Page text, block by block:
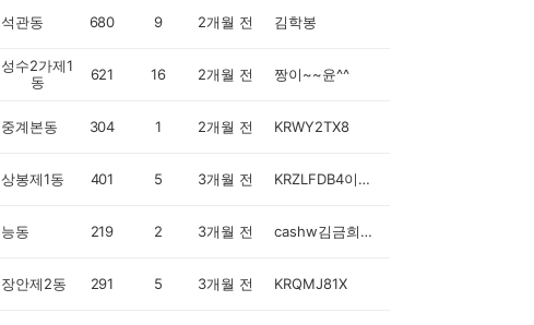
석관동 680 9 2개월 전 김학봉
성수2가제1
동
621 16 2개월 전 짱이~~윤^^
중계본동 304 1 2개월 전 KRWY2TX8
상봉제1동 401 5 3개월 전 KRZLFDB4이해진
능동 219 2 3개월 전 cashw김금희alker
장안제2동 291 5 3개월 전 KRQMJ81X